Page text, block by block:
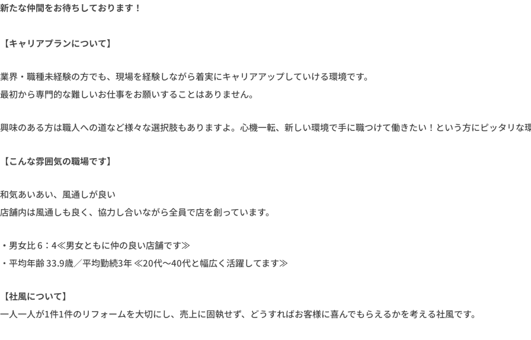
新たな仲間をお待ちしております！
【キャリアプランについて】
業界・職種未経験の方でも、現場を経験しながら着実にキャリアアップしていける環境です。
最初から専門的な難しいお仕事をお願いすることはありません。
興味のある方は職人への道など様々な選択肢もありますよ。心機一転、新しい環境で手に職つけて働きたい！という方にピッタリな
【こんな雰囲気の職場です】
和気あいあい、風通しが良い
店舗内は風通しも良く、協力し合いながら全員で店を創っています。
・ 男女比 6：4≪男女ともに仲の良い店舗です≫
・平均年齢 33.9歳／平均勤続3年 ≪20代〜40代と幅広く活躍してます≫
【社風について】
一人一人が1件1件のリフォームを大切にし、売上に固執せず、どうすればお客様に喜んでもらえるかを考える社風です。